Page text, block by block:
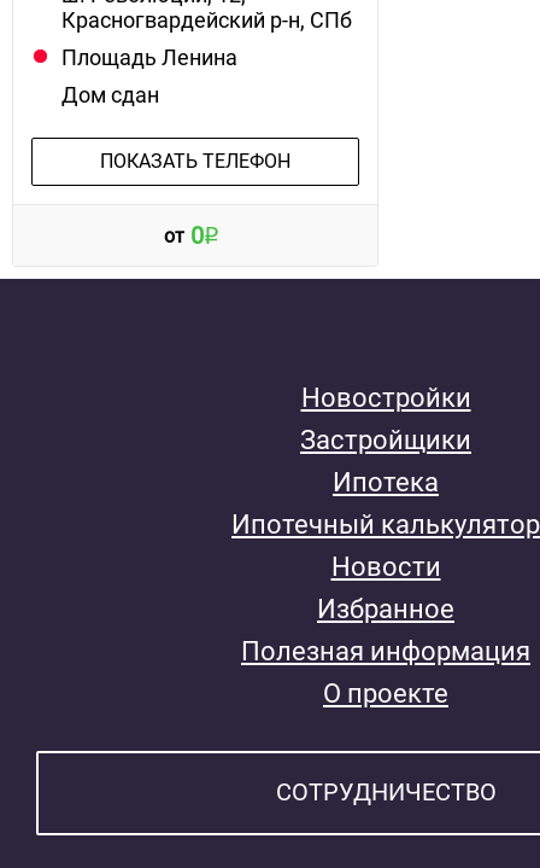
Красногвардейский р-н, СПб
Площадь Ленина
Дом сдан
ПОКАЗАТЬ ТЕЛЕФОН
от 0
Новостройки
Застройщики
Ипотека
Ипотечный калькулятор
Новости
Избранное
Полезная информация
О проекте
СОТРУДНИЧЕСТВО